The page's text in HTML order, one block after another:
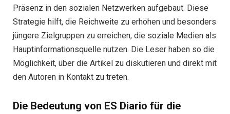
Präsenz in den sozialen Netzwerken aufgebaut. Diese
Strategie hilft, die Reichweite zu erhöhen und besonders
jüngere Zielgruppen zu erreichen, die soziale Medien als
Hauptinformationsquelle nutzen. Die Leser haben so die
Möglichkeit, über die Artikel zu diskutieren und direkt mit
den Autoren in Kontakt zu treten.
Die Bedeutung von ES Diario für die